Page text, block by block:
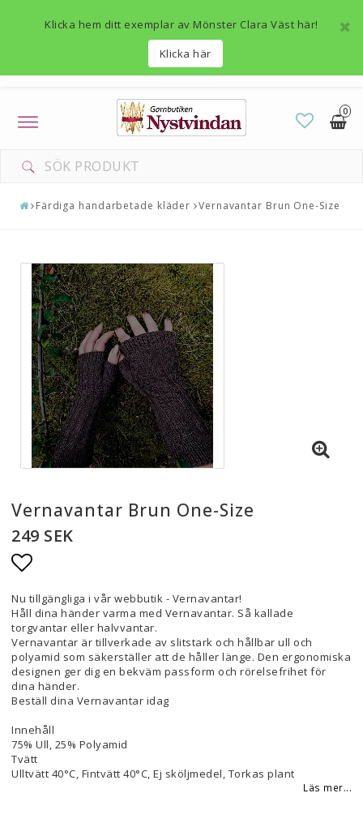
Klicka hem ditt exemplar av Mönster Clara Väst här!
Klicka här
0
Toggle
navigation
Färdiga handarbetade kläder Vernavantar Brun One-Size
Vernavantar Brun One-Size
249 SEK
Lägg till i favoritlistan
Nu tillgängliga i vår webbutik - Vernavantar!
Håll dina händer varma med Vernavantar. Så kallade
torgvantar eller halvvantar.
Vernavantar är tillverkade av slitstark och hållbar ull och
polyamid som säkerställer att de håller länge. Den ergonomiska
designen ger dig en bekväm passform och rörelsefrihet för
dina händer.
Beställ dina Vernavantar idag
Innehåll
75% Ull, 25% Polyamid
Tvätt
Ulltvätt 40°C, Fintvätt 40°C, Ej sköljmedel, Torkas plant
Läs mer...